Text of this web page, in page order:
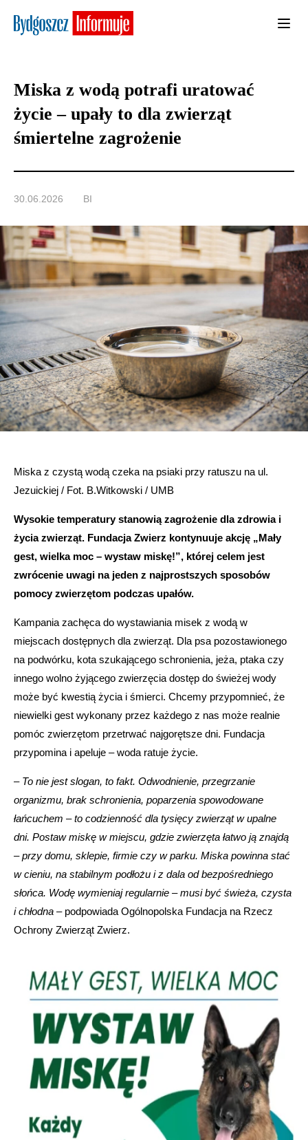
Miska z wodą potrafi uratować
życie – upały to dla zwierząt
śmiertelne zagrożenie
30.06.2026 BI
Miska z czystą wodą czeka na psiaki przy ratuszu na ul.
Jezuickiej / Fot. B.Witkowski / UMB
Wysokie temperatury stanowią zagrożenie dla zdrowia i
życia zwierząt. Fundacja Zwierz kontynuuje akcję „Mały
gest, wielka moc – wystaw miskę!”, której celem jest
zwrócenie uwagi na jeden z najprostszych sposobów
pomocy zwierzętom podczas upałów.
Kampania zachęca do wystawiania misek z wodą w
miejscach dostępnych dla zwierząt. Dla psa pozostawionego
na podwórku, kota szukającego schronienia, jeża, ptaka czy
innego wolno żyjącego zwierzęcia dostęp do świeżej wody
może być kwestią życia i śmierci. Chcemy przypomnieć, że
niewielki gest wykonany przez każdego z nas może realnie
pomóc zwierzętom przetrwać najgorętsze dni. Fundacja
przypomina i apeluje – woda ratuje życie.
– To nie jest slogan, to fakt. Odwodnienie, przegrzanie
organizmu, brak schronienia, poparzenia spowodowane
łańcuchem – to codzienność dla tysięcy zwierząt w upalne
dni. Postaw miskę w miejscu, gdzie zwierzęta łatwo ją znajdą
– przy domu, sklepie, firmie czy w parku. Miska powinna stać
w cieniu, na stabilnym podłożu i z dala od bezpośredniego
słońca. Wodę wymieniaj regularnie – musi być świeża, czysta
i chłodna – podpowiada Ogólnopolska Fundacja na Rzecz
Ochrony Zwierząt Zwierz.